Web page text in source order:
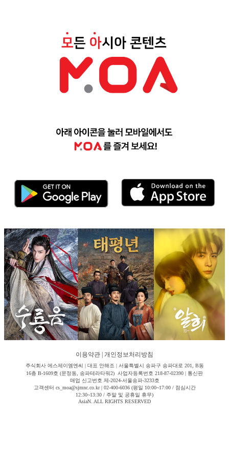
이용약관 개인정보처리방침
주식회사 에스제이엠엔씨 | 대표 안해조 | 서울특별시 송파구 송파대로 201, B동
16층 B-1609호 (문정동, 송파테라타워2) 사업자등록번호 218-87-02390 | 통신판
매업 신고번호 제-2024-서울송파-3233호
고객센터 cs_moa@sjmnc.co.kr | 02-400-6036 (평일 10:00~17:00 / 점심시간
12:30~13:30 / 주말 및 공휴일 휴무)
AsiaN. ALL RIGHTS RESERVED